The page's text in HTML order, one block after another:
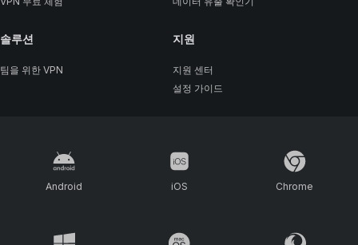
솔루션
팀을 위한 VPN
지원
지원 센터
설정 가이드
Android iOS Chrome